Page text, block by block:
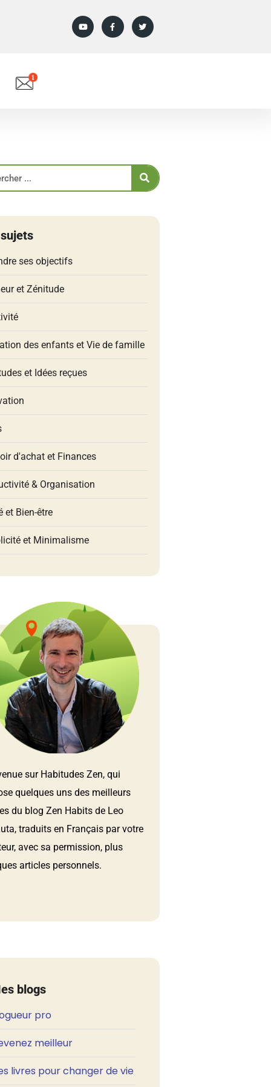
ses objectifs
et Zénitude
des enfants et Vie de famille
et Idées reçues
d'achat et Finances
& Organisation
et Bien-être
et Minimalisme
sur Habitudes Zen, qui
quelques uns des meilleurs
du blog Zen Habits de Leo
traduits en Français par votre
avec sa permission, plus
articles personnels.
blogs
pro
meilleur
livres pour changer de vie